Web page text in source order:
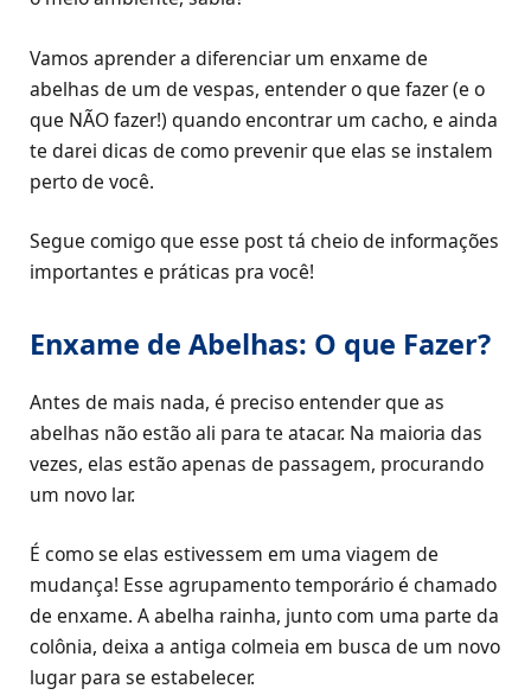
Vamos aprender a diferenciar um enxame de
abelhas de um de vespas, entender o que fazer (e o
que NÃO fazer!) quando encontrar um cacho, e ainda
te darei dicas de como prevenir que elas se instalem
perto de você.
Segue comigo que esse post tá cheio de informações
importantes e práticas pra você!
Enxame de Abelhas: O que Fazer?
Antes de mais nada, é preciso entender que as
abelhas não estão ali para te atacar. Na maioria das
vezes, elas estão apenas de passagem, procurando
um novo lar.
É como se elas estivessem em uma viagem de
mudança! Esse agrupamento temporário é chamado
de enxame. A abelha rainha, junto com uma parte da
colônia, deixa a antiga colmeia em busca de um novo
lugar para se estabelecer.